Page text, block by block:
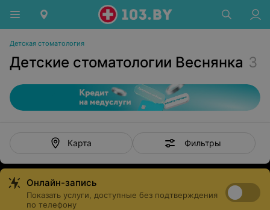
Детская стоматология
Детские стоматологии Веснянка 3
Карта Фильтры
Онлайн-запись
Показать услуги, доступные без подтверждения
по телефону